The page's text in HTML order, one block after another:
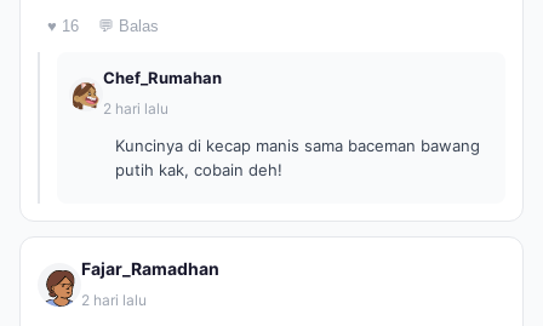
♥ 16 💬 Balas
Chef_Rumahan
2 hari lalu
Kuncinya di kecap manis sama baceman bawang
putih kak, cobain deh!
Fajar_Ramadhan
2 hari lalu